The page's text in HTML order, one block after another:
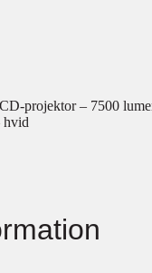
projektor – 7500
hvid